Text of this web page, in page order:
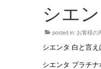
シエ
posted in: お客様の
シエンタ 白と言え
シエンタ プラチ